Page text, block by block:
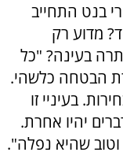
בנט התחייב
מדוע רק
בעינה? "כל
הבטחה כלשהי.
בעיניי זו
יהיו אחרת.
שהיא נפלה".